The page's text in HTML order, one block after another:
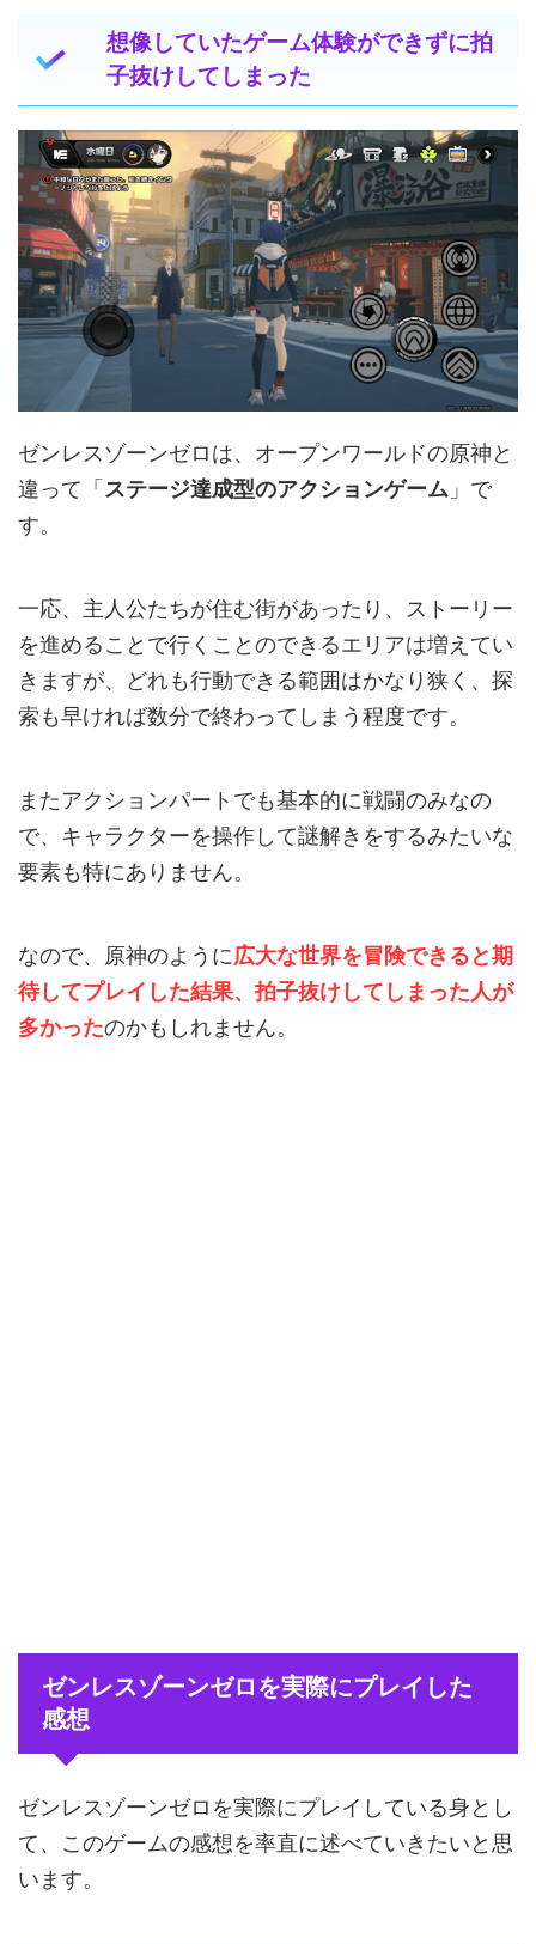
想像していたゲーム体験ができずに拍
子抜けしてしまった
ゼンレスゾーンゼロは、オープンワールドの原神と
違って「 ステージ達成型のアクションゲーム 」で
す。
一応、主人公たちが住む街があったり、ストーリー
を進めることで行くことのできるエリアは増えてい
きますが、どれも行動できる範囲はかなり狭く、探
索も早ければ数分で終わってしまう程度です。
またアクションパートでも基本的に戦闘のみなの
で、キャラクターを操作して謎解きをするみたいな
要素も特にありません。
なので、原神のように広大な世界を冒険できると期
待してプレイした結果、拍子抜けしてしまった人が
多かったのかもしれません。
ゼンレスゾーンゼロを実際にプレイした
感想
ゼンレスゾーンゼロを実際にプレイしている身とし
て、このゲームの感想を率直に述べていきたいと思
います。